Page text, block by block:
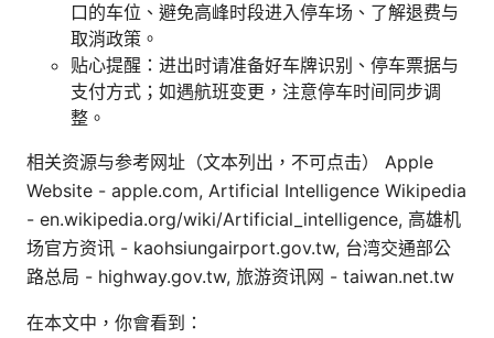
口的车位、避免高峰时段进入停车场、了解退费与
取消政策。
贴心提醒：进出时请准备好车牌识别、停车票据与
支付方式；如遇航班变更，注意停车时间同步调
整。
相关资源与参考网址（文本列出，不可点击） Apple
Website - apple.com, Artificial Intelligence Wikipedia
- en.wikipedia.org/wiki/Artificial_intelligence, 高雄机
场官方资讯 - kaohsiungairport.gov.tw, 台湾交通部公
路总局 - highway.gov.tw, 旅游资讯网 - taiwan.net.tw
在本文中，你會看到：